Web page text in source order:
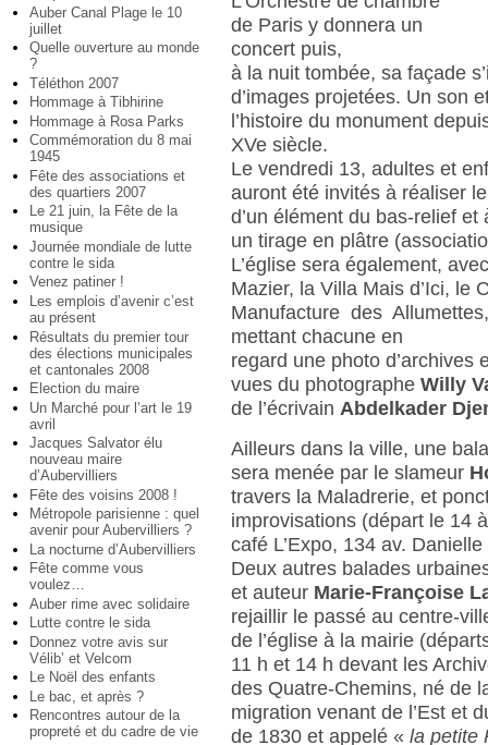
Auber Canal Plage le 10
juillet
Quelle ouverture au monde
?
Téléthon 2007
Hommage à Tibhirine
Hommage à Rosa Parks
Commémoration du 8 mai
1945
Fête des associations et
des quartiers 2007
Le 21 juin, la Fête de la
musique
Journée mondiale de lutte
contre le sida
Venez patiner !
Les emplois d’avenir c’est
au présent
Résultats du premier tour
des élections municipales
et cantonales 2008
Election du maire
Un Marché pour l’art le 19
avril
Jacques Salvator élu
nouveau maire
d’Aubervilliers
Fête des voisins 2008 !
Métropole parisienne : quel
avenir pour Aubervilliers ?
La nocturne d’Aubervilliers
Fête comme vous
voulez…
Auber rime avec solidaire
Lutte contre le sida
Donnez votre avis sur
Vélib’ et Velcom
Le Noël des enfants
Le bac, et après ?
Rencontres autour de la
propreté et du cadre de vie
de Paris y donnera un
concert puis,
à la nuit tombée, sa façade
d’images projetées. Un son
l’histoire du monument
XVe siècle.
Le vendredi 13, adultes et
auront été invités à réaliser
d’un élément du bas-relief et
un tirage en plâtre
L’église sera également,
Mazier, la Villa Mais d’Ici, le
Manufacture des
mettant chacune en
regard une photo d’archives
vues du photographeWilly
de l’écrivain Abdelkader
Ailleurs dans la ville, une
sera menée par le slameur
travers la Maladrerie, et
improvisations (départ le 14
café L’Expo, 134 av.
Deux autres balades
et auteur Marie-Françoise
rejaillir le passé au centre-
de l’église à la mairie
11 h et 14 h devant les
des Quatre-Chemins, né de
migration venant de l’Est et
de 1830 et appelé «la petite